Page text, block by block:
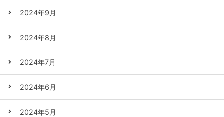
2024年9月
2024年8月
2024年7月
2024年6月
2024年5月